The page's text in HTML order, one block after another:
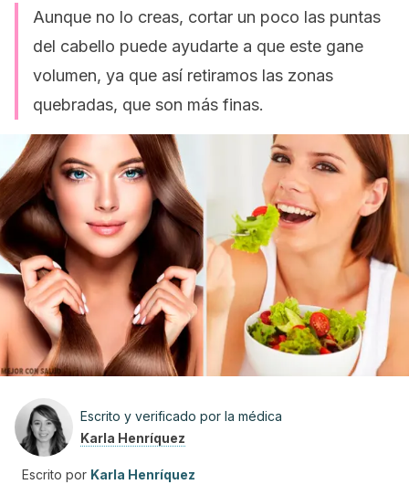
Aunque no lo creas, cortar un poco las puntas
del cabello puede ayudarte a que este gane
volumen, ya que así retiramos las zonas
quebradas, que son más finas.
Escrito y verificado por la médica
Karla Henríquez
Escrito por Karla Henríquez